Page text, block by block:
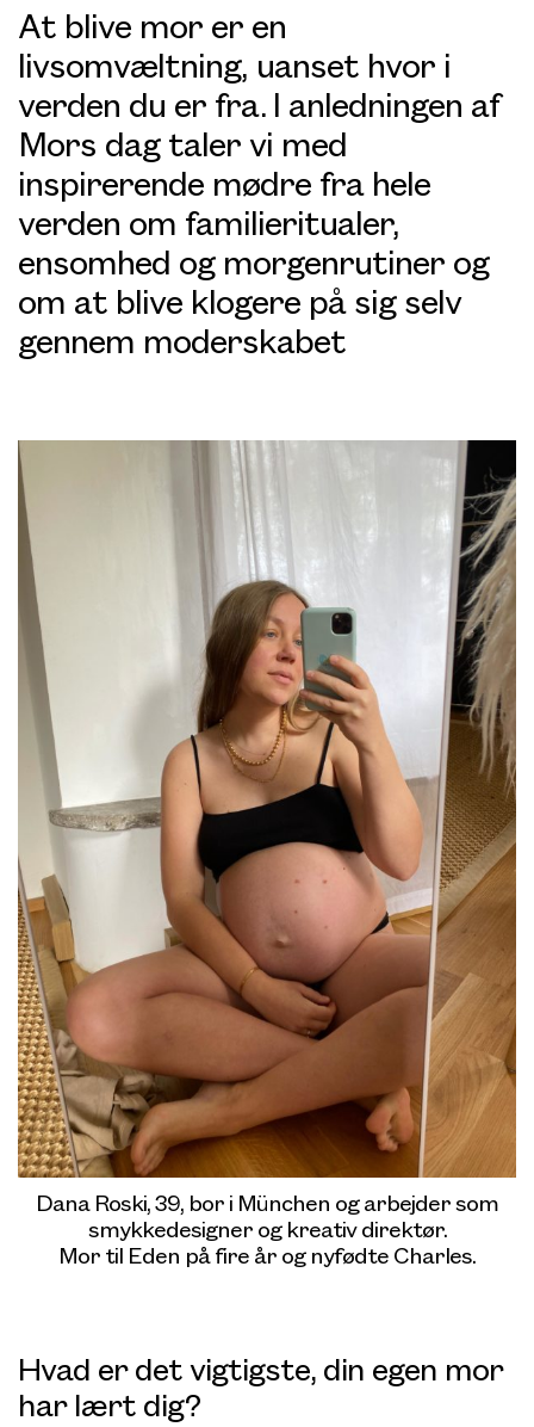
At blive mor er en
livsomvæltning, uanset hvor i
verden du er fra. I anledningen af
Mors dag taler vi med
inspirerende mødre fra hele
verden om familieritualer,
ensomhed og morgenrutiner og
om at blive klogere på sig selv
gennem moderskabet
Dana Roski, 39, bor i München og arbejder som
smykkedesigner og kreativ direktør.
Mor til Eden på fire år og nyfødte Charles.
Hvad er det vigtigste, din egen mor
har lært dig?